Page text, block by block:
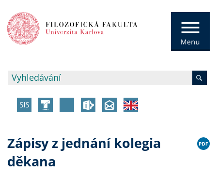
Zápisy z jednání kolegia
děkana